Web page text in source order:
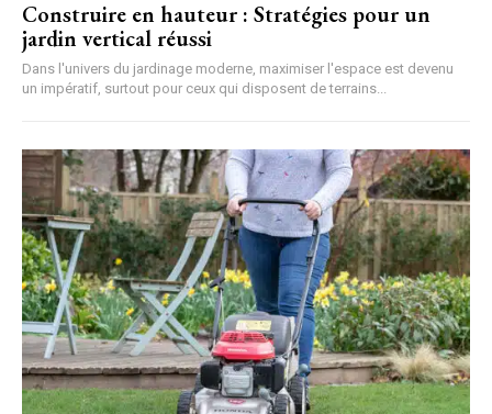
Construire en hauteur : Stratégies pour un
jardin vertical réussi
Dans l'univers du jardinage moderne, maximiser l'espace est devenu
un impératif, surtout pour ceux qui disposent de terrains...